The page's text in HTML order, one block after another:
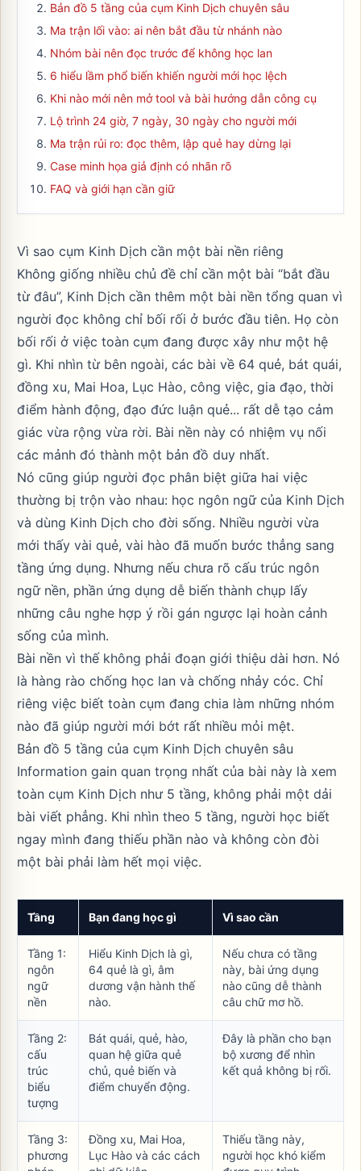
Bản đồ 5 tầng của cụm Kinh Dịch chuyên sâu
Ma trận lối vào: ai nên bắt đầu từ nhánh nào
Nhóm bài nên đọc trước để không học lan
6 hiểu lầm phổ biến khiến người mới học lệch
Khi nào mới nên mở tool và bài hướng dẫn công cụ
Lộ trình 24 giờ, 7 ngày, 30 ngày cho người mới
Ma trận rủi ro: đọc thêm, lập quẻ hay dừng lại
Case minh họa giả định có nhãn rõ
FAQ và giới hạn cần giữ
Vì sao cụm Kinh Dịch cần một bài nền riêng
Không giống nhiều chủ đề chỉ cần một bài “bắt đầu
từ đâu”, Kinh Dịch cần thêm một bài nền tổng quan vì
người đọc không chỉ bối rối ở bước đầu tiên. Họ còn
bối rối ở việc toàn cụm đang được xây như một hệ
gì. Khi nhìn từ bên ngoài, các bài về 64 quẻ, bát quái,
đồng xu, Mai Hoa, Lục Hào, công việc, gia đạo, thời
điểm hành động, đạo đức luận quẻ... rất dễ tạo cảm
giác vừa rộng vừa rời. Bài nền này có nhiệm vụ nối
các mảnh đó thành một bản đồ duy nhất.
Nó cũng giúp người đọc phân biệt giữa hai việc
thường bị trộn vào nhau: học ngôn ngữ của Kinh Dịch
và dùng Kinh Dịch cho đời sống. Nhiều người vừa
mới thấy vài quẻ, vài hào đã muốn bước thẳng sang
tầng ứng dụng. Nhưng nếu chưa rõ cấu trúc ngôn
ngữ nền, phần ứng dụng dễ biến thành chụp lấy
những câu nghe hợp ý rồi gán ngược lại hoàn cảnh
sống của mình.
Bài nền vì thế không phải đoạn giới thiệu dài hơn. Nó
là hàng rào chống học lan và chống nhảy cóc. Chỉ
riêng việc biết toàn cụm đang chia làm những nhóm
nào đã giúp người mới bớt rất nhiều mỏi mệt.
Bản đồ 5 tầng của cụm Kinh Dịch chuyên sâu
Information gain quan trọng nhất của bài này là xem
toàn cụm Kinh Dịch như 5 tầng, không phải một dải
bài viết phẳng. Khi nhìn theo 5 tầng, người học biết
ngay mình đang thiếu phần nào và không còn đòi
một bài phải làm hết mọi việc.
Tầng Bạn đang học gì Vì sao cần
Tầng 1:
ngôn
ngữ
nền
Hiểu Kinh Dịch là gì,
64 quẻ là gì, âm
dương vận hành thế
nào.
Nếu chưa có tầng
này, bài ứng dụng
nào cũng dễ thành
câu chữ mơ hồ.
Tầng 2:
cấu
trúc
biểu
tượng
Bát quái, quẻ, hào,
quan hệ giữa quẻ
chủ, quẻ biến và
điểm chuyển động.
Đây là phần cho bạn
bộ xương để nhìn
kết quả không bị rối.
Tầng 3:
phương
Đồng xu, Mai Hoa,
Lục Hào và các cách
Thiếu tầng này,
người học khó kiểm